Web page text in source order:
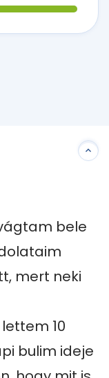
bele
mert neki
10
bulim ideje